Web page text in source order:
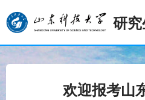
研
欢迎报考山